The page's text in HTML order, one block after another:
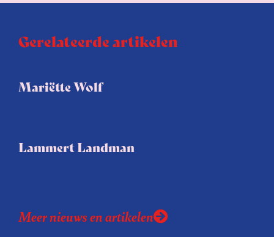
Gerelateerde artikelen
Mariëtte Wolf
Lammert Landman
Meer nieuws en artikelen